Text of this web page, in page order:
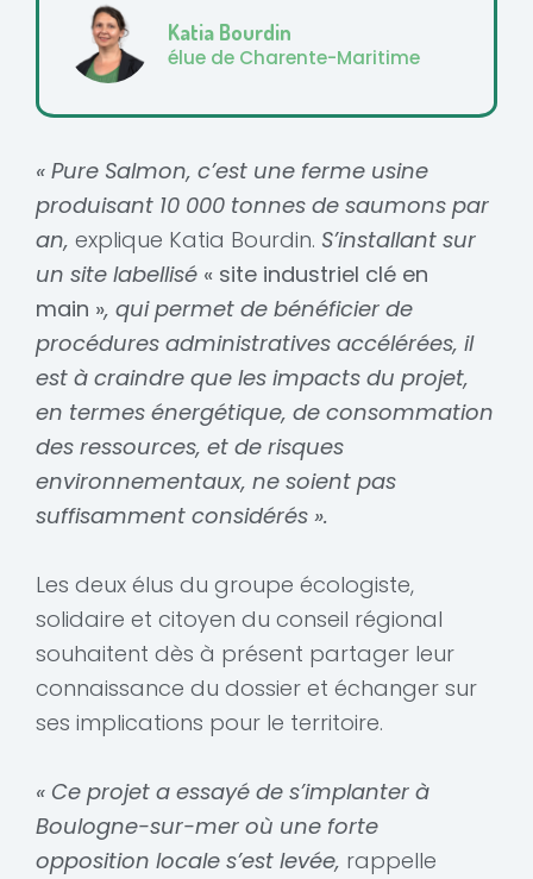
Katia Bourdin
élue de Charente-Maritime
« Pure Salmon, c’est une ferme usine
produisant 10 000 tonnes de saumons par
an, explique Katia Bourdin. S’installant sur
un site labellisé « site industriel clé en
main », qui permet de bénéficier de
procédures administratives accélérées, il
est à craindre que les impacts du projet,
en termes énergétique, de consommation
des ressources, et de risques
environnementaux, ne soient pas
suffisamment considérés ».
Les deux élus du groupe écologiste,
solidaire et citoyen du conseil régional
souhaitent dès à présent partager leur
connaissance du dossier et échanger sur
ses implications pour le territoire.
« Ce projet a essayé de s’implanter à
Boulogne-sur-mer où une forte
opposition locale s’est levée, rappelle